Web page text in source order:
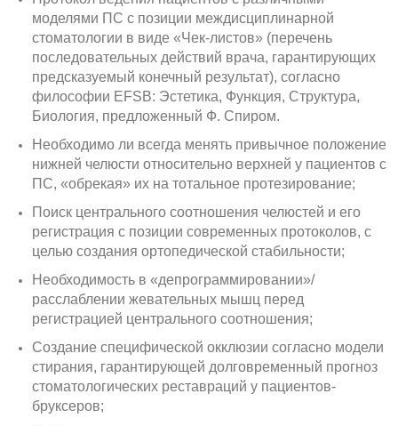
моделями ПС с позиции междисциплинарной
стоматологии в виде «Чек-листов» (перечень
последовательных действий врача, гарантирующих
предсказуемый конечный результат), согласно
философии EFSB: Эстетика, Функция, Структура,
Биология, предложенный Ф. Спиром.
Необходимо ли всегда менять привычное положение
нижней челюсти относительно верхней у пациентов с
ПС, «обрекая» их на тотальное протезирование;
Поиск центрального соотношения челюстей и его
регистрация с позиции современных протоколов, с
целью создания ортопедической стабильности;
Необходимость в «депрограммировании»/
расслаблении жевательных мышц перед
регистрацией центрального соотношения;
Создание специфической окклюзии согласно модели
стирания, гарантирующей долговременный прогноз
стоматологических реставраций у пациентов-
бруксеров;